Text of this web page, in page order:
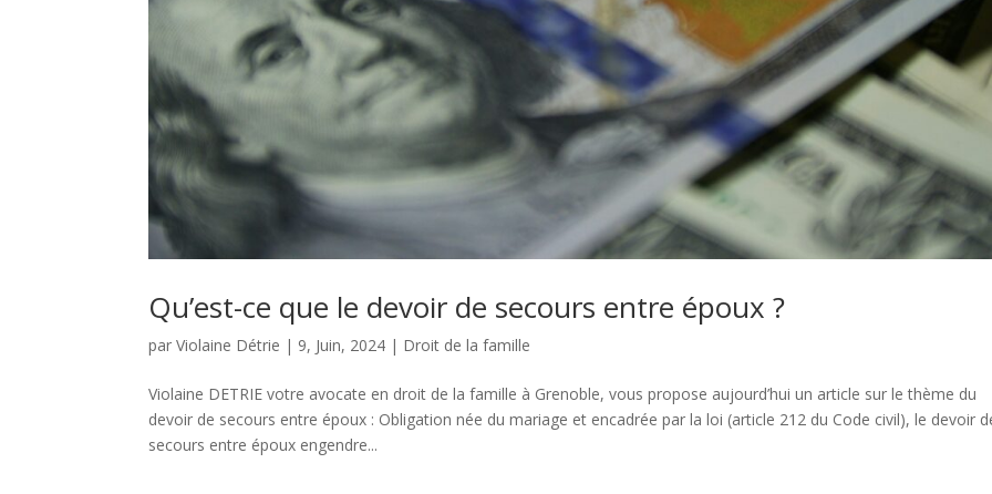
Qu’est-ce que le devoir de secours entre époux ?
parViolaine Détrie | 9, Juin, 2024 | Droit de la famille
Violaine DETRIE votre avocate en droit de la famille à Grenoble, vous propose aujourd’hui un article sur le thème du
devoir de secours entre époux : Obligation née du mariage et encadrée par la loi (article 212 du Code civil), le devoir
secours entre époux engendre...